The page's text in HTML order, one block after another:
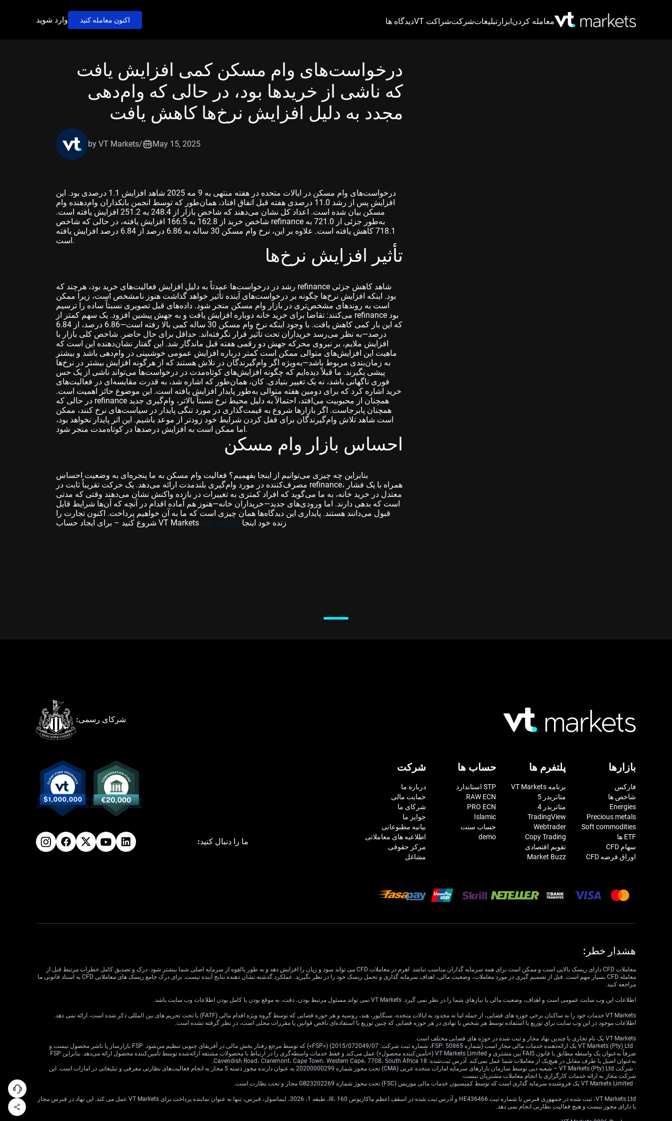
معامله کردنابزار تبلیغاتشرکتشراکت VT دیدگاه ها اکنون معامله کنید وارد شوید
درخواست‌های وام مسکن کمی افزایش یافت
که ناشی از خریدها بود، در حالی که وام‌دهی
مجدد به دلیل افزایش نرخ‌ها کاهش یافت
by VT Markets/ May 15, 2025
درخواست‌های وام مسکن در ایالات متحده در هفته منتهی به 9 مه 2025 شاهد افزایش 1.1 درصدی بود. این
افزایش پس از رشد 11.0 درصدی هفته قبل اتفاق افتاد، همان‌طور که توسط انجمن بانکداران وام‌دهنده وام
مسکن بیان شده است. اعداد کل نشان می‌دهند که شاخص بازار از 248.4 به 251.2 افزایش یافته است.
شاخص خرید از 162.8 به 166.5 افزایش یافته، در حالی که شاخص refinance به‌طور جزئی از 721.0 به
718.1 کاهش یافته است. علاوه بر این، نرخ وام مسکن 30 ساله به 6.86 درصد از 6.84 درصد افزایش یافته
است.
تأثیر افزایش نرخ‌ها
رشد در درخواست‌ها عمدتاً به دلیل افزایش فعالیت‌های خرید بود، هرچند که refinance شاهد کاهش جزئی
بود. اینکه افزایش نرخ‌ها چگونه بر درخواست‌های آینده تأثیر خواهد گذاشت هنوز نامشخص است، زیرا ممکن
است به روندهای مشخص‌تری در بازار وام مسکن منجر شود. داده‌های قبل تصویری نسبتاً ساده را ترسیم
می‌کنند: تقاضا برای خرید خانه دوباره افزایش یافت و به جهش پیشین افزود. یک سهم کمتر از refinance بود
که این بار کمی کاهش یافت. با وجود اینکه نرخ وام مسکن 30 ساله کمی بالا رفته است—6.86 درصد، از 6.84
درصد—به نظر می‌رسد خریداران تحت تأثیر قرار نگرفته‌اند. حداقل برای حال حاضر. شاخص کلی بازار با
افزایش ملایم، بر نیروی محرکه جهش دو رقمی هفته قبل ماندگار شد. این گفتار نشان‌دهنده این است که
ماهیت این افزایش‌های متوالی ممکن است کمتر درباره افزایش عمومی خوشبینی در وام‌دهی باشد و بیشتر
به زمان‌بندی مربوط باشد—به‌ویژه اگر وام‌گیرندگان در تلاش هستند که از هرگونه افزایش بیشتر در نرخ‌ها
پیشی بگیرند. ما قبلاً دیده‌ایم که چگونه افزایش‌های کوتاه‌مدت در درخواست‌ها می‌تواند ناشی از یک حس
فوری ناگهانی باشد، نه یک تغییر بنیادی. کان، همان‌طور که اشاره شد، به قدرت مقایسه‌ای در فعالیت‌های
خرید اشاره کرد که برای دومین هفته متوالی به‌طور پایدار افزایش یافته است. این موضوع حائز اهمیت است.
در حالی که refinance همچنان از محبوبیت می‌افتد، احتمالاً به دلیل محیط نرخ نسبتاً بالاتر، وام‌گیری جدید
همچنان پابرجاست. اگر بازارها شروع به قیمت‌گذاری در مورد تنگی پایدار در سیاست‌های نرخ کنند، ممکن
است شاهد تلاش وام‌گیرندگان برای قفل کردن شرایط خود زودتر از موعد باشیم. این اثر پایدار نخواهد بود،
اما ممکن است به افزایش درصدها در کوتاه‌مدت منجر شود.
احساس بازار وام مسکن
بنابراین چه چیزی می‌توانیم از اینجا بفهمیم؟ فعالیت وام مسکن به ما پنجره‌ای به وضعیت احساس
مصرف‌کننده در مورد وام‌گیری بلندمدت ارائه می‌دهد. یک حرکت تقریباً ثابت در refinance، همراه با یک فشار
معتدل در خرید خانه، به ما می‌گوید که افراد کمتری به تغییرات در بازده واکنش نشان می‌دهند وقتی که مدتی
است که بدهی دارند. اما ورودی‌های جدید—خریداران خانه—هنوز هم آماده اقدام در آنچه که آن‌ها شرایط قابل
قبول می‌دانند هستند. پایداری این دیدگاه‌ها همان چیزی است که ما به آن خواهیم پرداخت. اکنون تجارت را
شروع کنید – برای ایجاد حساب VT Markets زنده خود اینجا را کلیک کنید
شرکای رسمی:
بازارها
فارکس
شاخص ها
Energies
Precious metals
Soft commodities
ETF ها
سهام CFD
اوراق قرضه CFD
پلتفرم ها
برنامه VT Markets
متاتریدر 5
متاتریدر 4
TradingView
Webtrader
Copy Trading
تقویم اقتصادی
Market Buzz
حساب ها
STP استاندارد
RAW ECN
PRO ECN
Islamic
حساب سنت
demo
شرکت
درباره ما
حمایت مالی
شرکای ما
جوایز ما
بیانیه مطبوعاتی
اطلاعیه های معاملاتی
مرکز حقوقی
مشاغل
ما را دنبال کنید:
هشدار خطر:
معاملات CFD دارای ریسک بالایی است و ممکن است برای همه سرمایه گذاران مناسب نباشد. اهرم در معاملات CFD می تواند سود و زیان را افزایش دهد و به طور بالقوه از سرمایه اصلی شما بیشتر شود. درک و تصدیق کامل خطرات مرتبط قبل از
معامله CFD بسیار مهم است. قبل از تصمیم گیری در مورد معاملات، وضعیت مالی، اهداف سرمایه گذاری و تحمل ریسک خود را در نظر بگیرید. عملکرد گذشته نشان دهنده نتایج آینده نیست. برای درک جامع ریسک های معاملاتی CFD به اسناد قانونی ما
مراجعه کنید.
اطلاعات این وب سایت عمومی است و اهداف، وضعیت مالی یا نیازهای شما را در نظر نمی گیرد. VT Markets نمی تواند مسئول مرتبط بودن، دقت، به موقع بودن یا کامل بودن اطلاعات وب سایت باشد.
VT Markets خدمات خود را به ساکنان برخی حوزه های قضایی، از جمله اما نه محدود به ایالات متحده، سنگاپور، هند، روسیه و هر حوزه قضایی که توسط گروه ویژه اقدام مالی (FATF) یا تحت تحریم های بین المللی ذکر شده است، ارائه نمی دهد.
اطلاعات موجود در این وب سایت برای توزیع یا استفاده توسط هر شخص یا نهادی در هر حوزه قضایی که چنین توزیع یا استفاده‌ای ناقض قوانین یا مقررات محلی است، در نظر گرفته نشده است.
VT Markets یک نام تجاری با چندین نهاد مجاز و ثبت شده در حوزه های قضایی مختلف است.
· VT Markets (Pty) Ltd یک ارائه‌دهنده خدمات مالی مجاز است (شماره FSP: 50865، شماره ثبت شرکت: 2015/072049/07) («FSP») که توسط مرجع رفتار بخش مالی در آفریقای جنوبی تنظیم می‌شود. FSP بازارساز یا ناشر محصول نیست و
صرفاً به‌عنوان یک واسطه مطابق با قانون FAIS بین مشتری و VT Markets Limited («تأمین‌کننده محصول») عمل می‌کند و فقط خدمات واسطه‌گری را در ارتباط با محصولات مشتقه ارائه‌شده توسط تأمین‌کننده محصول ارائه می‌دهد. بنابراین FSP
به‌عنوان اصیل یا طرف مقابل در هیچ‌یک از معاملات شما عمل نمی‌کند. آدرس ثبت‌شده: 18 Cavendish Road، Claremont، Cape Town، Western Cape، 7708، South Africa.
· شرکت VT Markets (Pty) Ltd – شعبه دبی توسط سازمان بازارهای سرمایه امارات متحده عربی (CMA) تحت مجوز شماره 20200000299 به عنوان دارنده مجوز دسته 5 مجاز به انجام فعالیت‌های نظارتی معرفی و تبلیغاتی در امارات است. این
شرکت مجاز به ارائه خدمات کارگزاری یا انجام معاملات مشتریان نیست.
· VT Markets Limited یک فروشنده سرمایه گذاری است که توسط کمیسیون خدمات مالی موریس (FSC) تحت مجوز شماره GB23202269 مجاز و تحت نظارت است.
VT Markets Ltd، ثبت شده در جمهوری قبرس با شماره ثبت HE436466 و آدرس ثبت شده در اسقف اعظم ماکاریوس III، 160، طبقه 1، 3026، لیماسول، قبرس، تنها به عنوان نماینده پرداخت برای VT Markets عمل می کند. این نهاد در قبرس مجاز
یا دارای مجوز نیست و هیچ فعالیت نظارتی انجام نمی دهد.